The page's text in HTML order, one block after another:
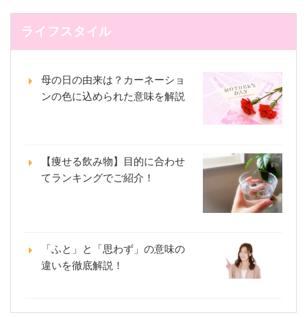
ライフスタイル
母の日の由来は？カーネーショ
ンの色に込められた意味を解説
【痩せる飲み物】目的に合わせ
てランキングでご紹介！
「ふと」と「思わず」の意味の
違いを徹底解説！